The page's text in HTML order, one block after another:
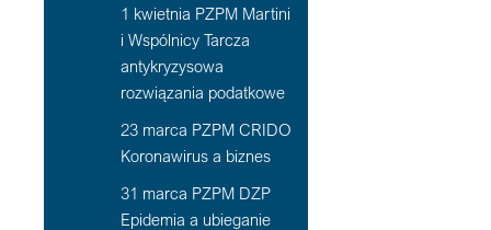
1 kwietnia PZPM Martini
i Wspólnicy Tarcza
antykryzysowa
rozwiązania podatkowe
23 marca PZPM CRIDO
Koronawirus a biznes
31 marca PZPM DZP
Epidemia a ubieganie